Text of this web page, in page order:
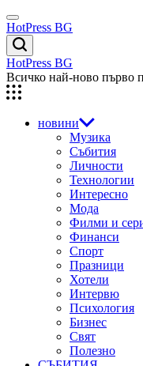
Skip
to
content
Menu
HotPress BG
Търсене
HotPress BG
Всичко най-ново първо
новини
Музика
Събития
Личности
Технологии
Интересно
Мода
Филми и
Финанси
Спорт
Празници
Хотели
Интервю
Психология
Бизнес
Свят
Полезно